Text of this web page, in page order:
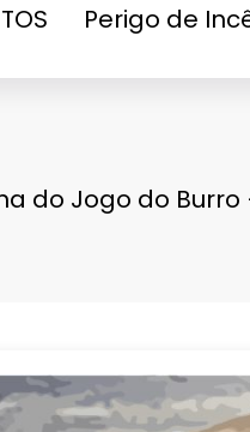
Perigo de
do Jogo do